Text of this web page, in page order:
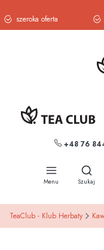
szeroka oferta
+48 76
Menu Szukaj
TeaClub - Klub Herbaty